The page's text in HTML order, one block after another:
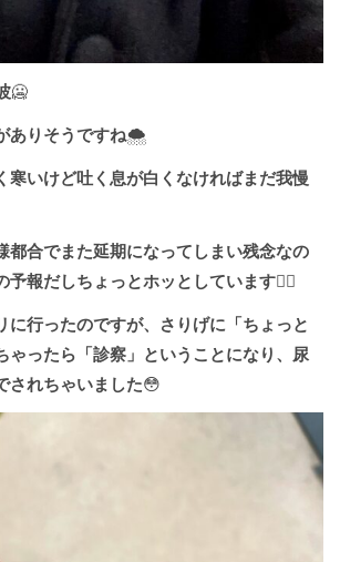
🥶
ありそうですね🌨
寒いけど吐く息が白くなければまだ我慢
都合でまた延期になってしまい残念なの
予報だしちょっとホッとしています😮‍💨
に行ったのですが、さりげに「ちょっと
ゃったら「診察」ということになり、尿
されちゃいました😳